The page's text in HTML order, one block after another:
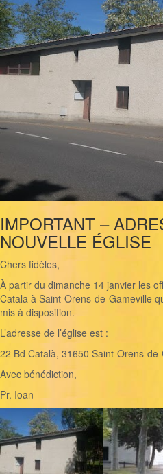
IMPORTANT –
NOUVELLE ÉGLISE
Chers fidèles,
À partir du dimanche 14 janvier les
Catala à Saint-Orens-de-Gameville
mis à disposition.
L’adresse de l’église est :
22 Bd Català, 31650 Saint-Orens-
Avec bénédiction,
Pr. Ioan